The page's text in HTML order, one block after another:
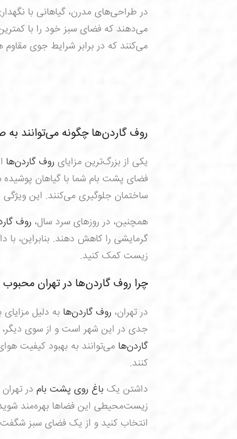
در طراحی‌های مدرن، گیاهانی با
می‌دهند که فضای سبز خود را با
می‌کنند که در برابر شرایط جوی
روف گاردن‌ها چگونه می‌توانند
یکی از بزرگ‌ترین مزایای روف گاردن‌ها
فضای پشت بام شما با گیاهان پوشیده
ساختمان جلوگیری می‌کنند. این
همچنین، در روزهای سرد سال، روف
گرمایشی را کاهش دهند. بنابراین، با
زیست کمک کنید.
چرا روف گاردن‌ها در تهران
در تهران، روف گاردن‌ها به دلیل
جدی در این شهر است و از سوی دیگر،
گاردن‌ها می‌توانند به بهبود کیفیت
کنند.
داشتن یک باغ روی پشت بام در
زیست‌محیطی این فضاها بهره‌مند
انتخاب کنید و از یک فضای سبز